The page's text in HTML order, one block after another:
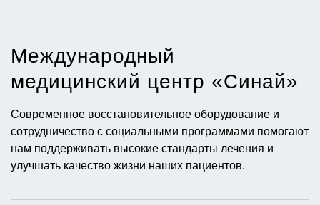
Международный
медицинский центр «Синай»​
Современное восстановительное оборудование и
сотрудничество с социальными программами помогают
нам поддерживать высокие стандарты лечения и
улучшать качество жизни наших пациентов.